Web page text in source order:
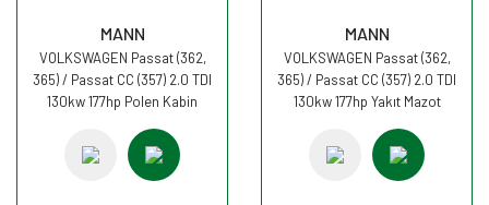
MANN
VOLKSWAGEN Passat (362,
365) / Passat CC (357) 2.0 TDI
130kw 177hp Polen Kabin
MANN
VOLKSWAGEN Passat (362,
365) / Passat CC (357) 2.0 TDI
130kw 177hp Yakıt Mazot